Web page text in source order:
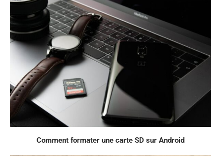
Comment formater une carte SD sur Android